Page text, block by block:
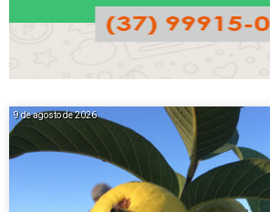
9 de agosto de 2026